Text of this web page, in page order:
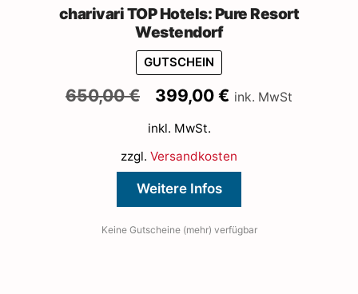
charivari TOP Hotels: Pure Resort
Westendorf
GUTSCHEIN
650,00€
Ursprünglicher
war:
650,00 €
399,00 €Aktueller
399,00 €.
ink. MwSt
inkl. MwSt.
zzgl. Versandkosten
Weitere Infos
Keine Gutscheine (mehr) verfügbar